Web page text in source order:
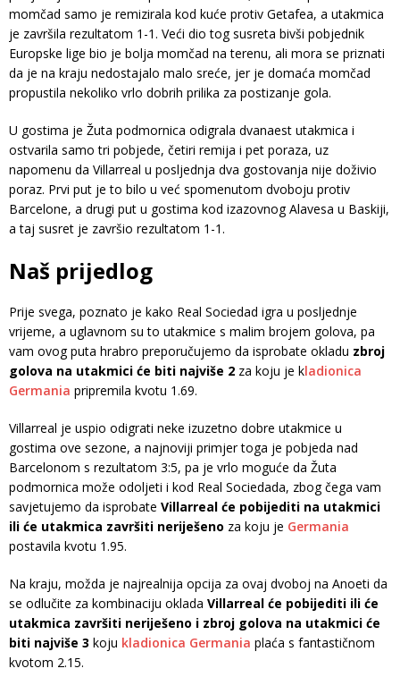
momčad samo je remizirala kod kuće protiv Getafea, a utakmica
je završila rezultatom 1-1. Veći dio tog susreta bivši pobjednik
Europske lige bio je bolja momčad na terenu, ali mora se priznati
da je na kraju nedostajalo malo sreće, jer je domaća momčad
propustila nekoliko vrlo dobrih prilika za postizanje gola.
U gostima je Žuta podmornica odigrala dvanaest utakmica i
ostvarila samo tri pobjede, četiri remija i pet poraza, uz
napomenu da Villarreal u posljednja dva gostovanja nije doživio
poraz. Prvi put je to bilo u već spomenutom dvoboju protiv
Barcelone, a drugi put u gostima kod izazovnog Alavesa u Baskiji,
a taj susret je završio rezultatom 1-1.
Naš prijedlog
Prije svega, poznato je kako Real Sociedad igra u posljednje
vrijeme, a uglavnom su to utakmice s malim brojem golova, pa
vam ovog puta hrabro preporučujemo da isprobate okladu zbroj
golova na utakmici će biti najviše 2 za koju je kladionica
Germania pripremila kvotu 1.69.
Villarreal je uspio odigrati neke izuzetno dobre utakmice u
gostima ove sezone, a najnoviji primjer toga je pobjeda nad
Barcelonom s rezultatom 3:5, pa je vrlo moguće da Žuta
podmornica može odoljeti i kod Real Sociedada, zbog čega vam
savjetujemo da isprobate Villarreal će pobijediti na utakmici
ili će utakmica završiti neriješeno za koju je Germania
postavila kvotu 1.95.
Na kraju, možda je najrealnija opcija za ovaj dvoboj na Anoeti da
se odlučite za kombinaciju oklada Villarreal će pobijediti ili će
utakmica završiti neriješeno i zbroj golova na utakmici će
biti najviše 3 koju kladionica Germania plaća s fantastičnom
kvotom 2.15.